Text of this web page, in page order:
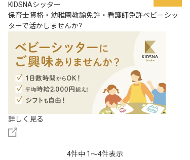
KIDSNAシッター
保育士資格・幼稚園教諭免許・看護師免許ベビーシッ
ターで活かしませんか?
詳しく見る
4件中 1〜4件表示